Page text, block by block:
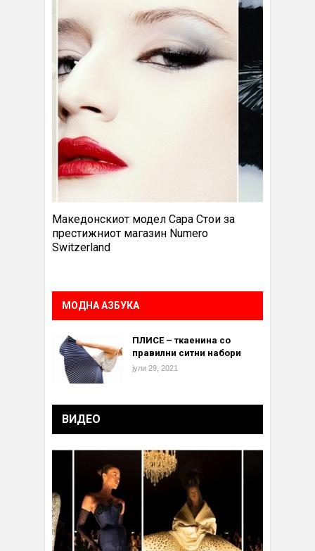
Македонскиот модел Сара Стои за
престижниот магазин Numero
Switzerland
МОДНА АЗБУКА
ПЛИСЕ – ткаенина со
правилни ситни набори
јули 29, 2021
ВИДЕО